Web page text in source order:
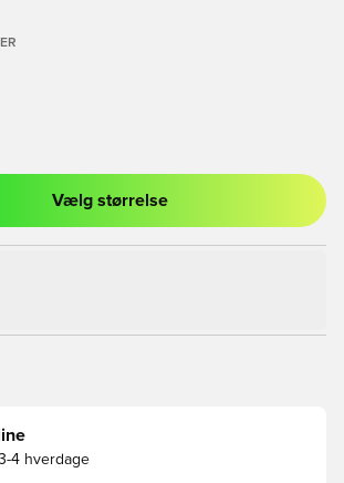
at logge ind eller tilmelde dig som medlem
Vælg størrelse
4 hverdage